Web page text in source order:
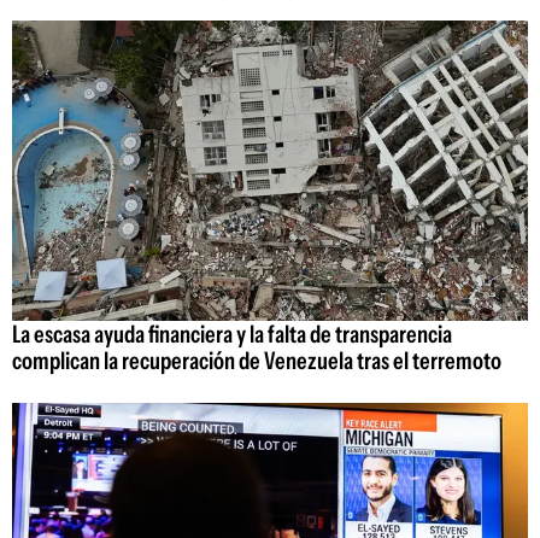
La escasa ayuda financiera y la falta de transparencia
complican la recuperación de Venezuela tras el terremoto